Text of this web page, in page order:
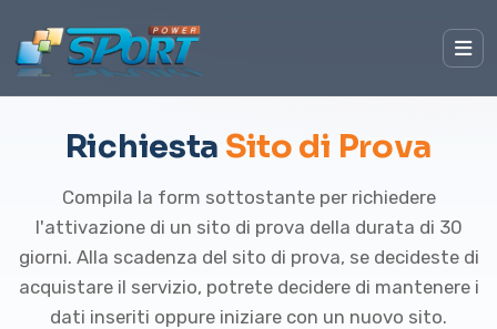
Richiesta Sito di Prova
Compila la form sottostante per richiedere
l'attivazione di un sito di prova della durata di 30
giorni. Alla scadenza del sito di prova, se decideste di
acquistare il servizio, potrete decidere di mantenere i
dati inseriti oppure iniziare con un nuovo sito.